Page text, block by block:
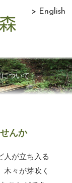
> English
ついて
んか
人が立ち入る
木々が芽吹く